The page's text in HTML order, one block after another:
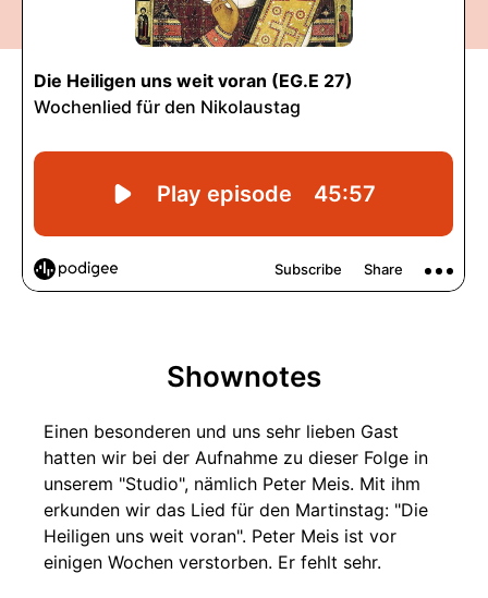
Shownotes
Einen besonderen und uns sehr lieben Gast
hatten wir bei der Aufnahme zu dieser Folge in
unserem "Studio", nämlich Peter Meis. Mit ihm
erkunden wir das Lied für den Martinstag: "Die
Heiligen uns weit voran". Peter Meis ist vor
einigen Wochen verstorben. Er fehlt sehr.